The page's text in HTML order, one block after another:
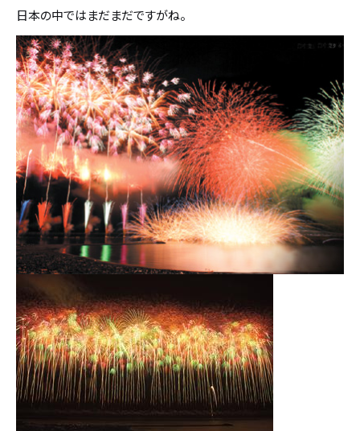
保証・アフターメンテナンス
家づくりの流れ
スタッフ紹介
お客様の声
お知らせ
ブログ
住宅の無料相談会
カタログ請求
採用情報
不動産情報
日本の中ではまだまだですがね。